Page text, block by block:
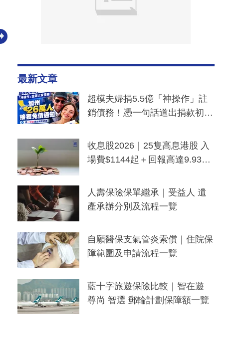
最新文章
超模夫婦捐5.5億「神操作」註
銷債務！憑一句話道出捐款初
一度被誤當詐騙手段
收息股2026｜25隻高息港股 入
場費$1144起＋回報高達9.93
人壽保險保單繼承｜受益人 遺
產承辦分別及流程一覽
自願醫保支氣管炎索償｜住院保
障範圍及申請流程一覽
藍十字旅遊保險比較｜智在遊
尊尚 智選 郵輪計劃保障額一覽